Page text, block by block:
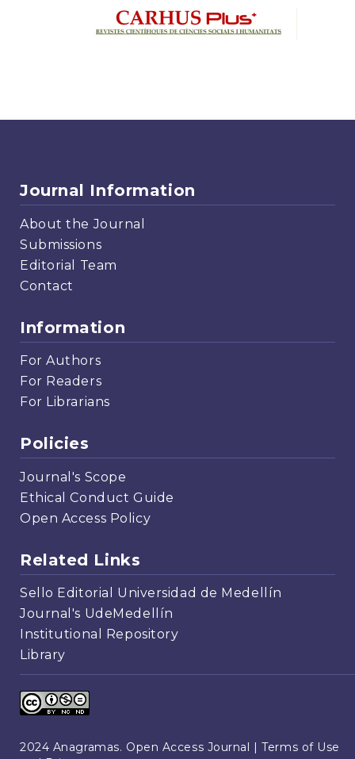
Journal Information
About the Journal
Submissions
Editorial Team
Contact
Information
For Authors
For Readers
For Librarians
Policies
Journal's Scope
Ethical Conduct Guide
Open Access Policy
Related Links
Sello Editorial Universidad de Medellín
Journal's UdeMedellín
Institutional Repository
Library
2024 Anagramas. Open Access Journal |Terms of Use